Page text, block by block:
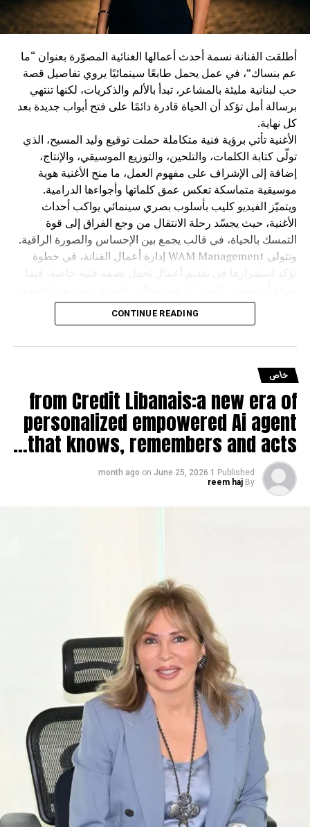
أطلقت الفنانة نسمة أحدث أعمالها الغنائية المصوّرة بعنوان “ما
عم بنساك”، في عمل يحمل طابعًا سينمائيًا يروي تفاصيل قصة
حب لبنانية مليئة بالمشاعر، تبدأ بالألم والذكريات، لكنها تنتهي
برسالة أمل تؤكد أن الحياة قادرة دائمًا على فتح أبواب جديدة بعد
كل نهاية.
الأغنية تأتي برؤية فنية متكاملة حملت توقيع وليد المسيح، الذي
تولّى كتابة الكلمات، والتلحين، والتوزيع الموسيقي، والإنتاج،
إضافة إلى الإشراف على مفهوم العمل، ما منح الأغنية هوية
موسيقية متماسكة تعكس عمق كلماتها وأجواءها الدرامية.
ويتميّز الفيديو كليب بأسلوب بصري سينمائي يواكب أحداث
الأغنية، حيث يجسّد رحلة الانتقال من وجع الفراق إلى قوة
التمسك بالحياة، في قالب يجمع بين الإحساس والصورة الراقية.
وتتولى WAM Management إدارة أعمال الفنانة، في خطوة
لما يقدمه من قصة مؤثرة وإنتاج احترافي يجمع بين الموسيقى
والصورة في تجربة فنية متكاملة
CONTINUE READING
خاص
from Credit Libanais:a new era of
personalized empowered Ai agent
that knows, remembers and acts…
Published
1 month ago
on June 25, 2026
By
reem haj